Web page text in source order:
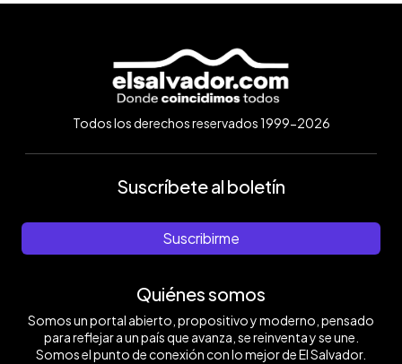
Todos los derechos reservados 1999-2026
Suscríbete al boletín
Suscribirme
Quiénes somos
Somos un portal abierto, propositivo y moderno, pensado
para reflejar a un país que avanza, se reinventa y se une.
Somos el punto de conexión con lo mejor de El Salvador.